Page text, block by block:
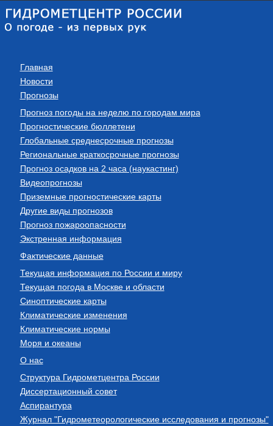
Главная
Новости
Прогнозы
Прогноз погоды на неделю по городам мира
Прогностические бюллетени
Глобальные среднесрочные прогнозы
Региональные краткосрочные прогнозы
Прогноз осадков на 2 часа (наукастинг)
Видеопрогнозы
Приземные прогностические карты
Другие виды прогнозов
Прогноз пожароопасности
Экстренная информация
Фактические данные
Текущая информация по России и миру
Текущая погода в Москве и области
Синоптические карты
Климатические изменения
Климатические нормы
Моря и океаны
О нас
Структура Гидрометцентра России
Диссертационный совет
Аспирантура
Журнал "Гидрометеорологические исследования и прогнозы"